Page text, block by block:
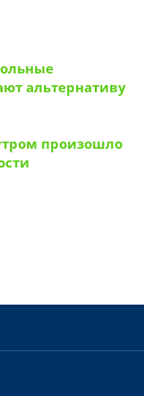
альтернативу
произошло